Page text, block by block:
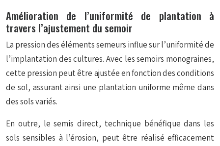
Amélioration de l’uniformité de plantation à
travers l’ajustement du semoir
La pression des éléments semeurs influe sur l’uniformité de
l’implantation des cultures. Avec les semoirs monograines,
cette pression peut être ajustée en fonction des conditions
de sol, assurant ainsi une plantation uniforme même dans
des sols variés.
En outre, le semis direct, technique bénéfique dans les
sols sensibles à l’érosion, peut être réalisé efficacement